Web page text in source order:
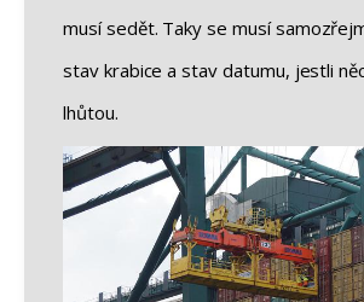
musí sedět. Taky se musí
stav krabice a stav datumu, jestli
lhůtou.